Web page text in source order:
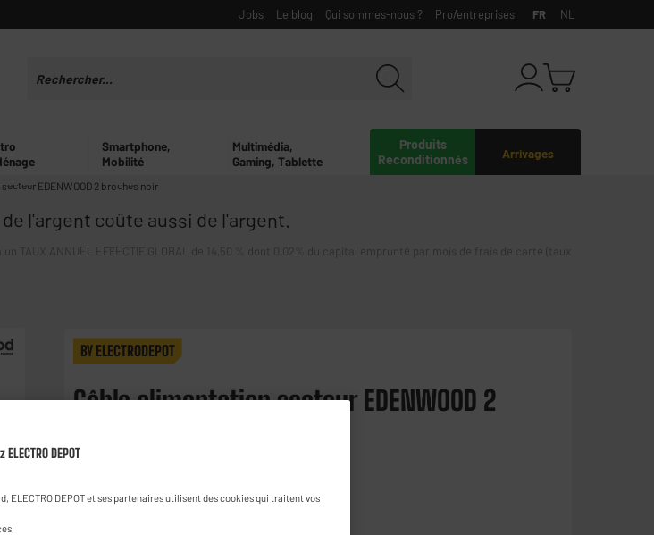
Jobs Le blog Qui sommes-nous ? Pro/entreprises FR NL
Arrivages
Produits
Reconditionnés
Smartphone,
Mobilité
Multimédia,
Gaming, Tablette
EDENWOOD 2 broches noir
l'argent coûte aussi de l'argent.
TAUX ANNUEL EFFECTIF GLOBAL de 14,50 % dont 0,02% du capital emprunté par mois de frais de carte (taux
BY ELECTRODEPOT
Câble alimentation secteur EDENWOOD 2
avis.
5€49
DEPOT
ELECTRO DEPOT et ses partenaires utilisent des cookies qui traitent vos